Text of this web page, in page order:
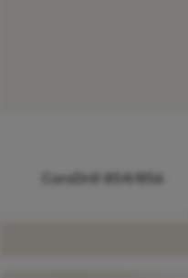
CoroDrill 854/856